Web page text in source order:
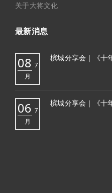
关于大将文化
最新消息
08 7
月
槟城分享会｜《十
06 7
月
槟城分享会｜《十